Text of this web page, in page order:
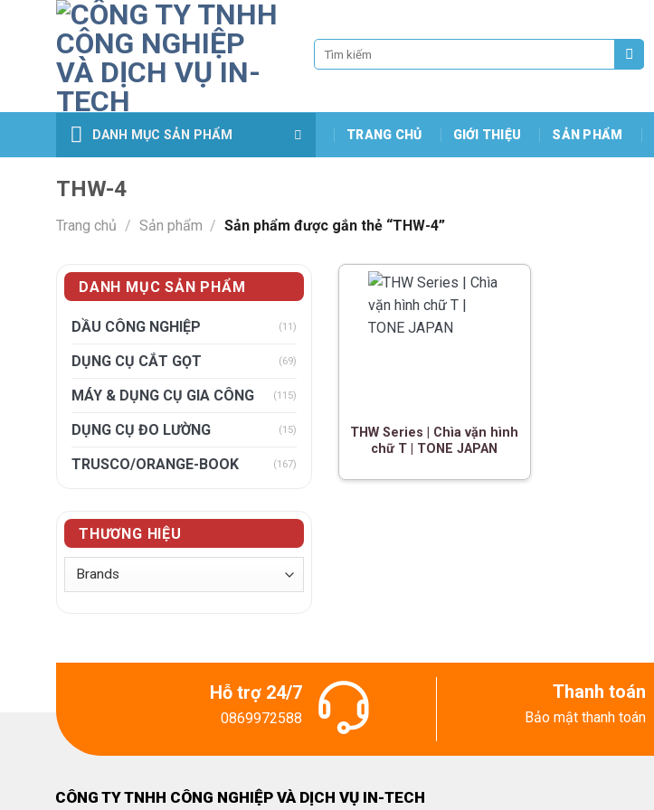
Tìm
kiếm:
DANH MỤC SẢN PHẨM TRANG CHỦ GIỚI THIỆU SẢN PHẨM
THW-4
Trang chủ / Sản phẩm / Sản phẩm được gắn thẻ “THW-4”
DANH MỤC SẢN PHẨM
DẦU CÔNG NGHIỆP (11)
DỤNG CỤ CẮT GỌT (69)
MÁY & DỤNG CỤ GIA CÔNG (115)
DỤNG CỤ ĐO LƯỜNG (15)
TRUSCO/ORANGE-BOOK (167)
THƯƠNG HIỆU
THW Series | Chìa vặn hình
chữ T | TONE JAPAN
Hỗ trợ 24/7
0869972588
Thanh toán
Bảo mật thanh toán
CÔNG TY TNHH CÔNG NGHIỆP VÀ DỊCH VỤ IN-TECH